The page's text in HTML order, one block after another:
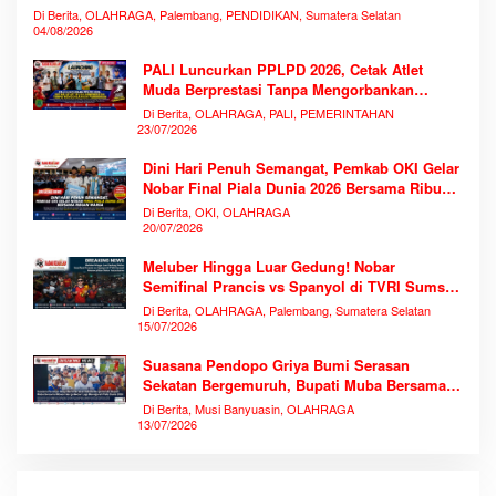
Di Berita, OLAHRAGA, Palembang, PENDIDIKAN, Sumatera Selatan
04/08/2026
PALI Luncurkan PPLPD 2026, Cetak Atlet
Muda Berprestasi Tanpa Mengorbankan
Pendidikan
Di Berita, OLAHRAGA, PALI, PEMERINTAHAN
23/07/2026
Dini Hari Penuh Semangat, Pemkab OKI Gelar
Nobar Final Piala Dunia 2026 Bersama Ribuan
Warga
Di Berita, OKI, OLAHRAGA
20/07/2026
Meluber Hingga Luar Gedung! Nobar
Semifinal Prancis vs Spanyol di TVRI Sumsel
Memecahkan Rekor Antusiasme
Di Berita, OLAHRAGA, Palembang, Sumatera Selatan
15/07/2026
Suasana Pendopo Griya Bumi Serasan
Sekatan Bergemuruh, Bupati Muba Bersama
Ribuan Warga Nobar Laga Bersejarah Piala
Dunia 2026
Di Berita, Musi Banyuasin, OLAHRAGA
13/07/2026